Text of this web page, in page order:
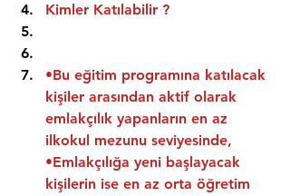
Kimler Katılabilir ?
•Bu eğitim programına katılacak
kişiler arasından aktif olarak
emlakçılık yapanların en az
ilkokul mezunu seviyesinde,
•Emlakçılığa yeni başlayacak
kişilerin ise en az orta öğretim